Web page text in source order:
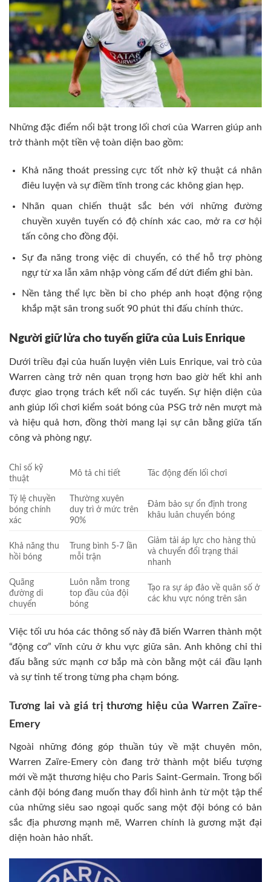
Những đặc điểm nổi bật trong lối chơi của Warren giúp anh
trở thành một tiền vệ toàn diện bao gồm:
Khả năng thoát pressing cực tốt nhờ kỹ thuật cá nhân
điêu luyện và sự điềm tĩnh trong các không gian hẹp.
Nhãn quan chiến thuật sắc bén với những đường
chuyền xuyên tuyến có độ chính xác cao, mở ra cơ hội
tấn công cho đồng đội.
Sự đa năng trong việc di chuyển, có thể hỗ trợ phòng
ngự từ xa lẫn xâm nhập vòng cấm để dứt điểm ghi bàn.
Nền tảng thể lực bền bỉ cho phép anh hoạt động rộng
khắp mặt sân trong suốt 90 phút thi đấu chính thức.
Người giữ lửa cho tuyến giữa của Luis Enrique
Dưới triều đại của huấn luyện viên Luis Enrique, vai trò của
Warren càng trở nên quan trọng hơn bao giờ hết khi anh
được giao trọng trách kết nối các tuyến. Sự hiện diện của
anh giúp lối chơi kiểm soát bóng của PSG trở nên mượt mà
và hiệu quả hơn, đồng thời mang lại sự cân bằng giữa tấn
công và phòng ngự.
Chỉ số kỹ
thuật
Mô tả chi tiết Tác động đến lối chơi
Tỷ lệ chuyền
bóng chính
xác
Thường xuyên
duy trì ở mức trên
90%
Đảm bảo sự ổn định trong
khâu luân chuyển bóng
Khả năng thu
hồi bóng
Trung bình 5-7 lần
mỗi trận
Giảm tải áp lực cho hàng thủ
và chuyển đổi trạng thái
nhanh
Quãng
đường di
chuyển
Luôn nằm trong
top đầu của đội
bóng
Tạo ra sự áp đảo về quân số ở
các khu vực nóng trên sân
Việc tối ưu hóa các thông số này đã biến Warren thành một
“động cơ” vĩnh cửu ở khu vực giữa sân. Anh không chỉ thi
đấu bằng sức mạnh cơ bắp mà còn bằng một cái đầu lạnh
và sự tinh tế trong từng pha chạm bóng.
Tương lai và giá trị thương hiệu của Warren Zaïre-
Emery
Ngoài những đóng góp thuần túy về mặt chuyên môn,
Warren Zaïre-Emery còn đang trở thành một biểu tượng
mới về mặt thương hiệu cho Paris Saint-Germain. Trong bối
cảnh đội bóng đang muốn thay đổi hình ảnh từ một tập thể
của những siêu sao ngoại quốc sang một đội bóng có bản
sắc địa phương mạnh mẽ, Warren chính là gương mặt đại
diện hoàn hảo nhất.